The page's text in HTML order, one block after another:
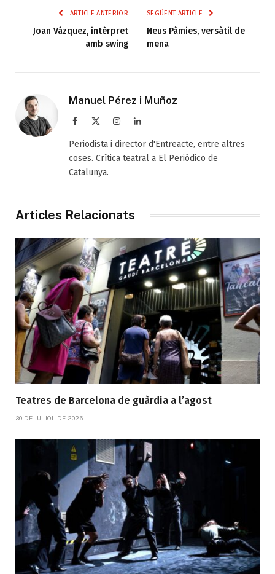
ARTICLE ANTERIOR
Joan Vázquez, intèrpret
amb swing
SEGÜENT ARTICLE
Neus Pàmies, versàtil de
mena
Manuel Pérez i Muñoz
Facebook InstagramLinkedIn
Periodista i director d'Entreacte, entre altres
coses. Crítica teatral a El Periódico de
Catalunya.
Articles Relacionats
Teatres de Barcelona de guàrdia a l’agost
30 DE JULIOL DE 2026